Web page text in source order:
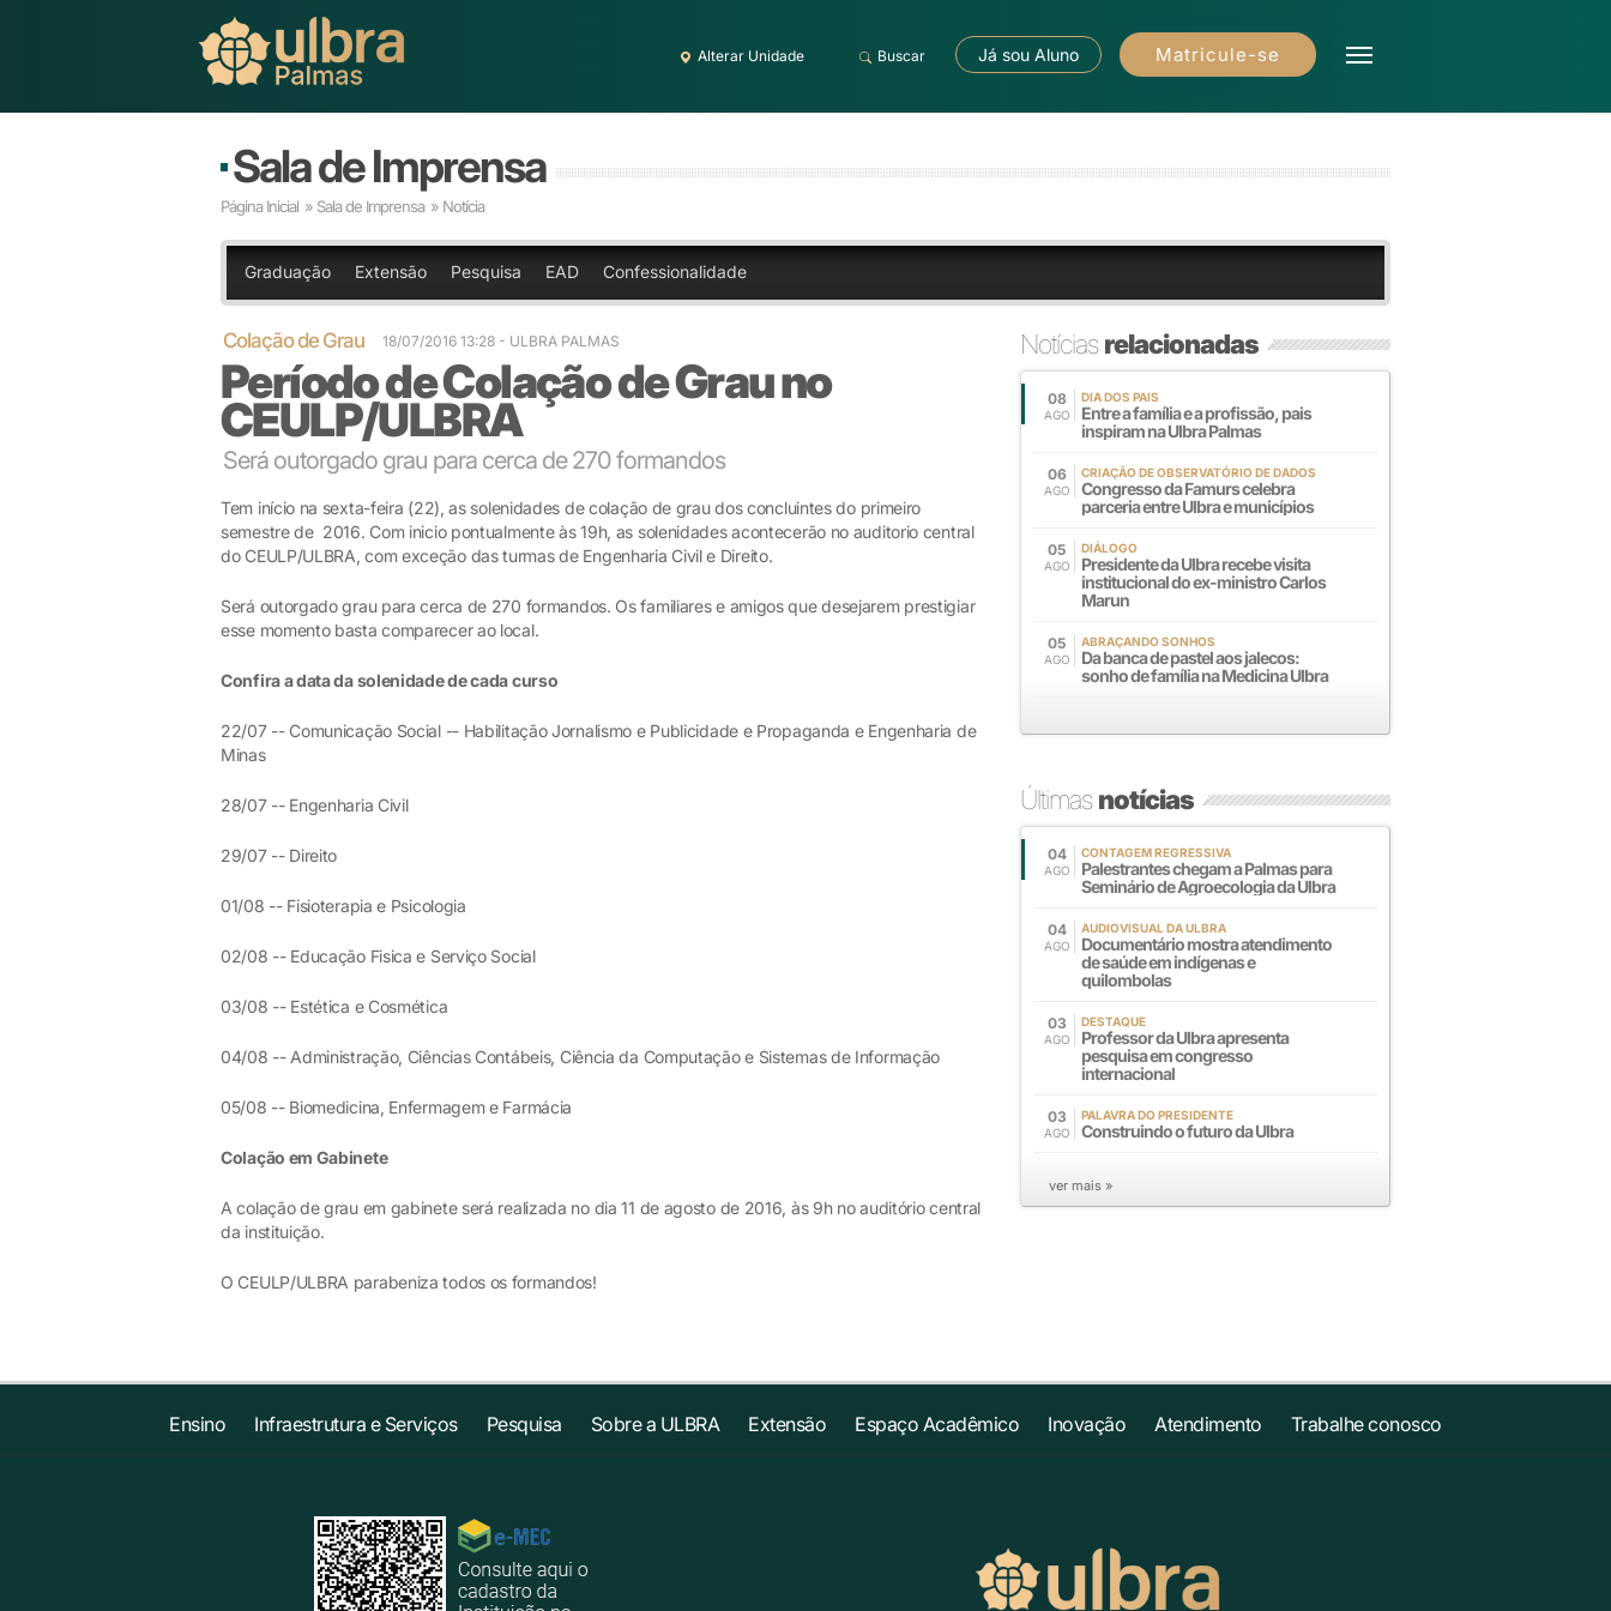
Alterar Unidade Buscar Já sou Aluno Matricule-se
Sala de Imprensa
Página Inicial » Sala de Imprensa » Notícia
Graduação Extensão Pesquisa EAD Confessionalidade
Colação de Grau 18/07/2016 13:28 - ULBRA PALMAS
Período de Colação de Grau no
CEULP/ULBRA
Será outorgado grau para cerca de 270 formandos
Tem início na sexta-feira (22), as solenidades de colação de grau dos concluintes do primeiro
semestre de 2016. Com inicio pontualmente às 19h, as solenidades acontecerão no auditorio central
do CEULP/ULBRA, com exceção das turmas de Engenharia Civil e Direito.
Será outorgado grau para cerca de 270 formandos. Os familiares e amigos que desejarem prestigiar
esse momento basta comparecer ao local.
Confira a data da solenidade de cada curso
22/07 -- Comunicação Social -- Habilitação Jornalismo e Publicidade e Propaganda e Engenharia de
Minas
28/07 -- Engenharia Civil
29/07 -- Direito
01/08 -- Fisioterapia e Psicologia
02/08 -- Educação Fisica e Serviço Social
03/08 -- Estética e Cosmética
04/08 -- Administração, Ciências Contábeis, Ciência da Computação e Sistemas de Informação
05/08 -- Biomedicina, Enfermagem e Farmácia
Colação em Gabinete
A colação de grau em gabinete será realizada no dia 11 de agosto de 2016, às 9h no auditório central
da instituição.
O CEULP/ULBRA parabeniza todos os formandos!
Notíciasrelacionadas
08
AGO
DIA DOS PAIS
Entre a família e a profissão, pais
inspiram na Ulbra Palmas
06
AGO
CRIAÇÃO DE OBSERVATÓRIO DE DADOS
Congresso da Famurs celebra
parceria entre Ulbra e municípios
05
AGO
DIÁLOGO
Presidente da Ulbra recebe visita
institucional do ex-ministro Carlos
Marun
05
AGO
ABRAÇANDO SONHOS
Da banca de pastel aos jalecos:
sonho de família na Medicina Ulbra
Últimasnotícias
04
AGO
CONTAGEM REGRESSIVA
Palestrantes chegam a Palmas para
Seminário de Agroecologia da Ulbra
04
AGO
AUDIOVISUAL DA ULBRA
Documentário mostra atendimento
de saúde em indígenas e
quilombolas
03
AGO
DESTAQUE
Professor da Ulbra apresenta
pesquisa em congresso
internacional
03
AGO
PALAVRA DO PRESIDENTE
Construindo o futuro da Ulbra
ver mais »
Ensino Infraestrutura e Serviços Pesquisa Sobre a ULBRA Extensão Espaço Acadêmico Inovação Atendimento Trabalhe conosco